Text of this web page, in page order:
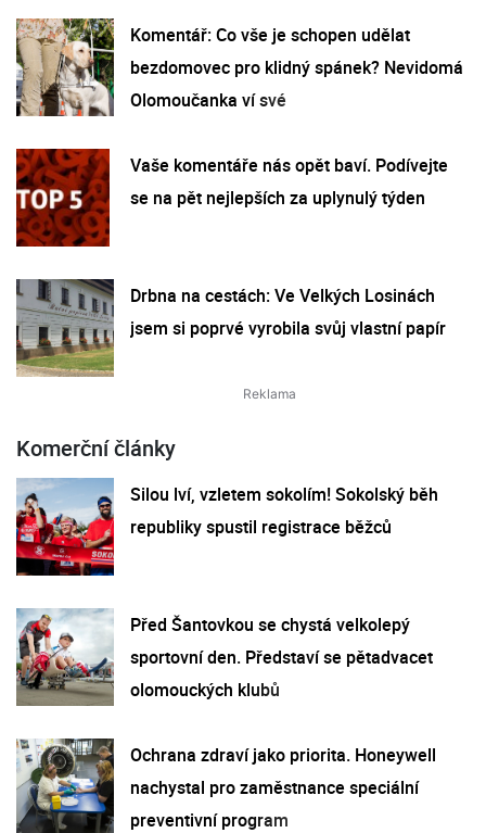
Komentář: Co vše je schopen udělat
bezdomovec pro klidný spánek? Nevidomá
Olomoučanka ví své
Vaše komentáře nás opět baví. Podívejte
se na pět nejlepších za uplynulý týden
Drbna na cestách: Ve Velkých Losinách
jsem si poprvé vyrobila svůj vlastní papír
Komerční články
Silou lví, vzletem sokolím! Sokolský běh
republiky spustil registrace běžců
Před Šantovkou se chystá velkolepý
sportovní den. Představí se pětadvacet
olomouckých klubů
Ochrana zdraví jako priorita. Honeywell
nachystal pro zaměstnance speciální
preventivní program